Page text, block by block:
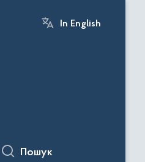
In English
Пошук